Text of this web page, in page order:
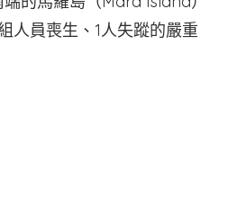
人員喪生、1人失蹤的嚴重